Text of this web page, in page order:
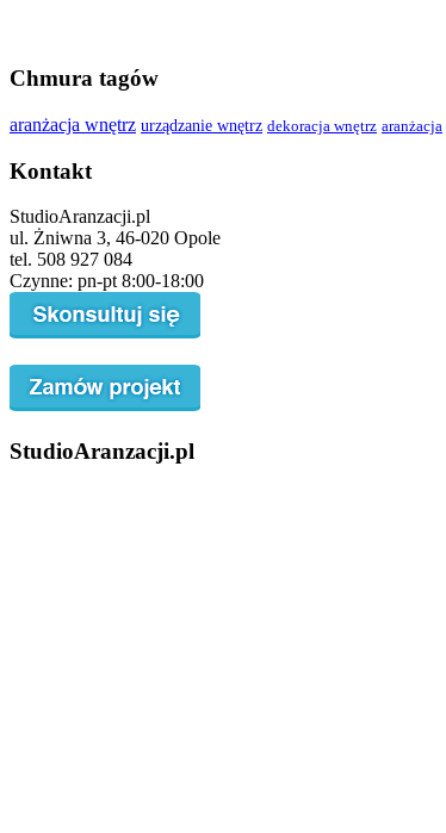
Chmura tagów
aranżacja wnętrz urządzanie wnętrz dekoracja wnętrz aranżacja
Kontakt
StudioAranzacji.pl
ul. Żniwna 3, 46-020 Opole
tel. 508 927 084
Czynne: pn-pt 8:00-18:00
StudioAranzacji.pl